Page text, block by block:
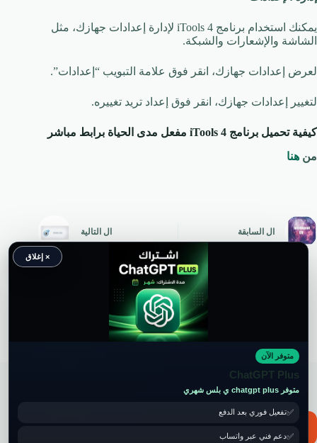
يمكنك استخدام برنامج iTools 4 لإدارة إعدادات جهازك، مثل
الشاشة والإشعارات والشبكة.
لعرض إعدادات جهازك، انقر فوق علامة التبويب “إعدادات”.
لتغيير إعدادات جهازك، انقر فوق إعداد تريد تغييره.
كيفية تحميل برنامج iTools 4
مفعل مدى الحياة برابط مباشر
من هنا
ال السابقة ال التالية
حقوق النشر محفوظة لموقع ويكي موب
× إغلاق
متوفر الآن
ChatGPT Plus
متوفر chatgpt plus ي بلس شهري
تفعيل فوري بعد الدفع
دعم فني عبر واتساب